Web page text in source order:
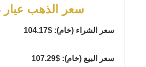
سعر الذهب عيار 24
سعر الشراء (خام): $104.17
سعر البيع (خام): $107.29